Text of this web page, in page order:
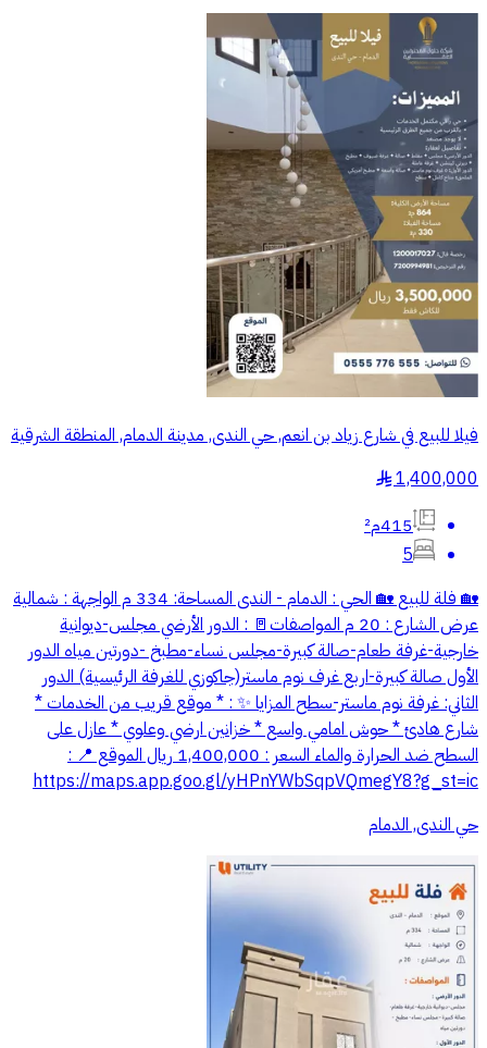
فيلا للبيع في شارع زياد بن انعم, حي الندى, مدينة الدمام, المنطقة الشرقية
1,400,000
§
415م²
5
🏡 فلة للبيع 🏡 الحي : الدمام - الندى المساحة: 334 م الواجهة : شمالية
عرض الشارع : 20 م المواصفات🚪 : الدور الأرضي مجلس-ديوانية
خارجية-غرفة طعام-صالة كبيرة-مجلس نساء-مطبخ -دورتين مياه الدور
الأول صالة كبيرة-اربع غرف نوم ماستر(جاكوزي للغرفة الرئيسية) الدور
الثاني: غرفة نوم ماستر-سطح المزايا ✨ : * موقع قريب من الخدمات *
شارع هادئ * حوش امامي واسع * خزانين ارضي وعلوي * عازل على
السطح ضد الحرارة والماء السعر : 1,400,000 ريال الموقع 📍 :
https://maps.app.goo.gl/yHPnYWbSqpVQmegY8?g_st=ic
حي الندى, الدمام